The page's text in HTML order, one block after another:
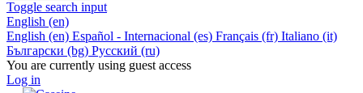
Toggle search input
English ‎(en)‎
English ‎(en)‎ Español - Internacional ‎(es)‎ Français ‎(fr)‎ Italiano ‎(it)‎
Български ‎(bg)‎ Русский ‎(ru)‎
You are currently using guest access
Log in